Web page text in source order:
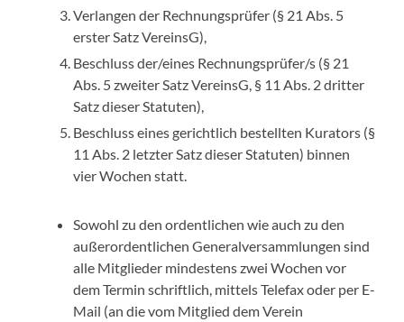
Verlangen der Rechnungsprüfer (§ 21 Abs. 5
erster Satz VereinsG),
Beschluss der/eines Rechnungsprüfer/s (§ 21
Abs. 5 zweiter Satz VereinsG, § 11 Abs. 2 dritter
Satz dieser Statuten),
Beschluss eines gerichtlich bestellten Kurators (§
11 Abs. 2 letzter Satz dieser Statuten) binnen
vier Wochen statt.
Sowohl zu den ordentlichen wie auch zu den
außerordentlichen Generalversammlungen sind
alle Mitglieder mindestens zwei Wochen vor
dem Termin schriftlich, mittels Telefax oder per E-
Mail (an die vom Mitglied dem Verein